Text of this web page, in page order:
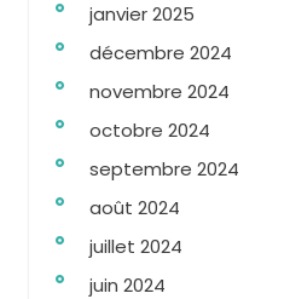
janvier 2025
décembre 2024
novembre 2024
octobre 2024
septembre 2024
août 2024
juillet 2024
juin 2024